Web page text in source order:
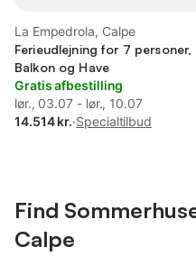
La Empedrola, Calpe
Ferieudlejning for 7 personer,
Balkon og Have
Gratis afbestilling
lør., 03.07 - lør., 10.07
14.514 kr.·Specialtilbud
Find
Calpe